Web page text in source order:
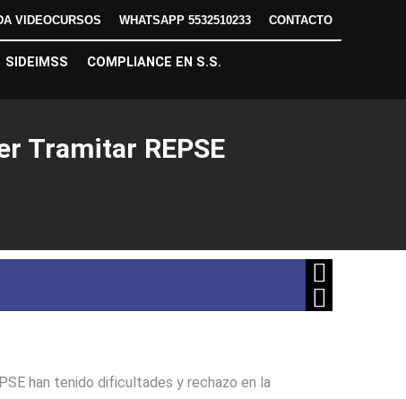
VIDEOCURSOS WHATSAPP 5532510233 CONTACTO
SIDEIMSS COMPLIANCE EN S.S.
Tramitar REPSE
han tenido dificultades y rechazo en la